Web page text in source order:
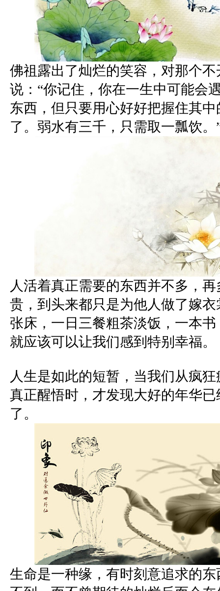
佛祖露出了灿烂的笑容，对那个不
说：“你记住，你在一生中可能会
东西，但只要用心好好把握住其
了。弱水有三千，只需取一瓢饮。
人活着真正需要的东西并不多，
贵，到头来都只是为他人做了嫁
张床，一日三餐粗茶淡饭，一本
就应该可以让我们感到特别幸福。
人生是如此的短暂，当我们从疯
真正醒悟时，才发现大好的年华
了。
生命是一种缘，有时刻意追求的